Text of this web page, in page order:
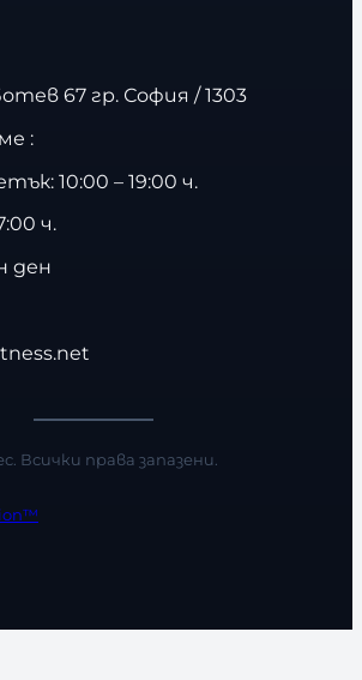
67 гр. София / 1303
:
10:00 – 19:00 ч.
ч.
ден
Всички права запазени.